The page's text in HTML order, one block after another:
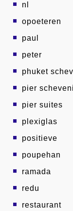
nl
opoeteren
paul
peter
phuket
pier
pier suites
plexiglas
positieve
poupehan
ramada
redu
restaurant